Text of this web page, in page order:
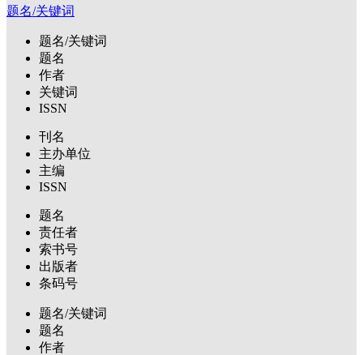
题名/关键词
题名/关键词
题名
作者
关键词
ISSN
刊名
主办单位
主编
ISSN
题名
责任者
索书号
出版者
条码号
题名/关键词
题名
作者